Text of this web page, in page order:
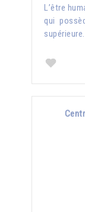
L’être
qui
supérieure.